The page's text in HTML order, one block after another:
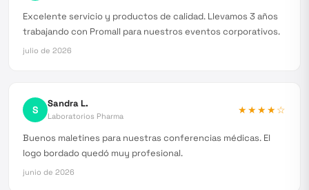
Excelente servicio y productos de calidad. Llevamos 3 años
trabajando con Promall para nuestros eventos corporativos.
julio de 2026
S Sandra L.
Laboratorios Pharma
★★★★☆
Buenos maletines para nuestras conferencias médicas. El
logo bordado quedó muy profesional.
junio de 2026